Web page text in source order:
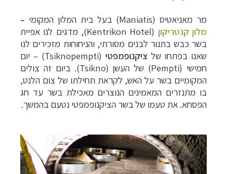
מר מאניאטיס (Maniatis) בעל בית המלון המקומי –
מלון קנטריקון (
Kentrikon Hotel), מדגים לנו אפיית
בשר כבש בתנור לבנים מסורתי, והניחוחות מזכירים לנו
שאנו בפתחו של ציקנופמפטי (
Tsiknopempti) – יום
חמישי (Pempti) של העשן (Tsikno). ביום זה צולים
המקומיים בשר על האש, לקראת תחילתו של צום הלנט,
בו מתנזרים המאמינים הנוצרים מאכילת בשר עד חג
הפסחא. את טעמו של בשר הציקנופמפטי נטעם בהמשך.